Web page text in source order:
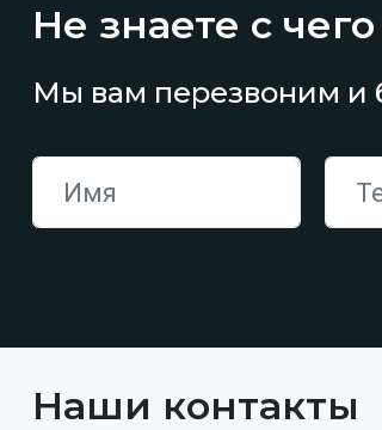
Не знаете с
Мы вам перезвоним и
Наши контакты